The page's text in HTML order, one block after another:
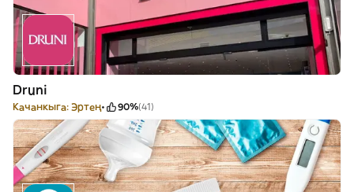
Druni
Качанкыга: Эртең 90%(41)